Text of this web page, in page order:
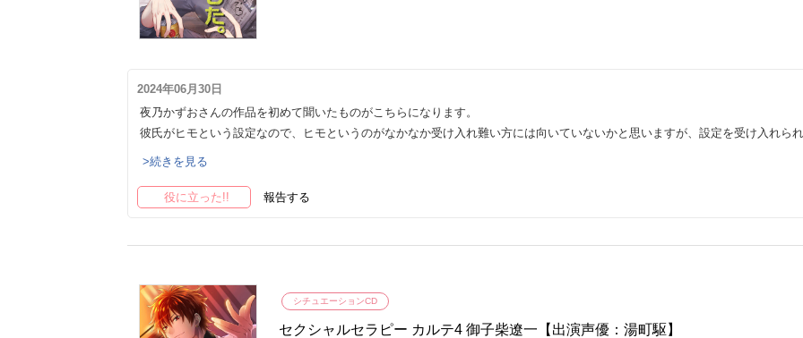
2024年06月30日
夜乃かずおさんの作品を初めて聞いたものがこちらになります。
彼氏がヒモという設定なので、ヒモというのがなかなか受け入れ難い方には向いていないかと思いますが、設定を受け入れら
>続きを見る
役に立った!! 報告する
シチュエーションCD
セクシャルセラピー カルテ4 御子柴遼一【出演声優：湯町駆】